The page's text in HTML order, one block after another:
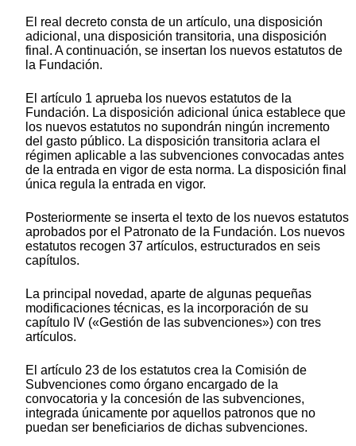
El real decreto consta de un artículo, una disposición
adicional, una disposición transitoria, una disposición
final. A continuación, se insertan los nuevos estatutos de
la Fundación.
El artículo 1 aprueba los nuevos estatutos de la
Fundación. La disposición adicional única establece que
los nuevos estatutos no supondrán ningún incremento
del gasto público. La disposición transitoria aclara el
régimen aplicable a las subvenciones convocadas antes
de la entrada en vigor de esta norma. La disposición final
única regula la entrada en vigor.
Posteriormente se inserta el texto de los nuevos estatutos
aprobados por el Patronato de la Fundación. Los nuevos
estatutos recogen 37 artículos, estructurados en seis
capítulos.
La principal novedad, aparte de algunas pequeñas
modificaciones técnicas, es la incorporación de su
capítulo IV («Gestión de las subvenciones») con tres
artículos.
El artículo 23 de los estatutos crea la Comisión de
Subvenciones como órgano encargado de la
convocatoria y la concesión de las subvenciones,
integrada únicamente por aquellos patronos que no
puedan ser beneficiarios de dichas subvenciones.